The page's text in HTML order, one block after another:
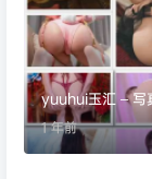
yuuhui玉汇 – 写
1 年前